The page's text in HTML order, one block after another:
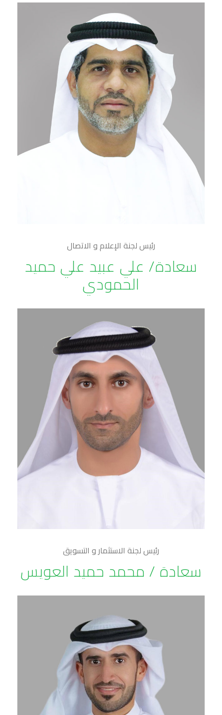
رئيس لجنة الإعلام و الاتصال
سعادة/ علي عبيد علي حميد
الحمودي
رئيس لجنة الاستثمار و التسويق
سعادة / محمد حميد العويس